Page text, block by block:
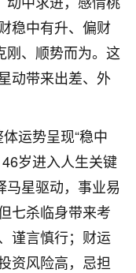
稳中有升、偏财
刚、顺势而为。这
动带来出差、外
运势呈现“稳中
岁进入人生关键
马星驱动，事业易
七杀临身带来考
谨言慎行；财运
资风险高，忌担
奶奶做超度，她今年
，刚开始我经常
绍，找到慧来老
行。
11
趣
15